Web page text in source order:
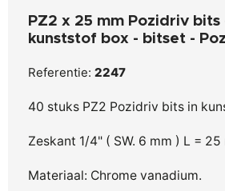
PZ2 x 25 mm Pozidriv bits
kunststof box - bitset -
Referentie: 2247
40 stuks PZ2 Pozidriv bits in
Zeskant 1/4" ( SW. 6 mm ) L = 25
Materiaal: Chrome vanadium.